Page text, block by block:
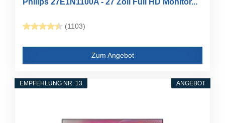
(1103)
Zum Angebot
ANGEBOT
EMPFEHLUNG NR. 13